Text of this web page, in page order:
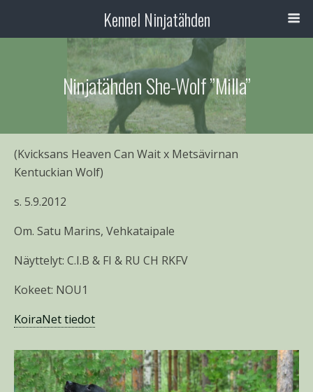
Kennel Ninjatähden
Ninjatähden She-Wolf ”Milla”
(Kvicksans Heaven Can Wait x Metsävirnan
Kentuckian Wolf)
s. 5.9.2012
Om. Satu Marins, Vehkataipale
Näyttelyt: C.I.B & FI & RU CH RKFV
Kokeet: NOU1
KoiraNet tiedot